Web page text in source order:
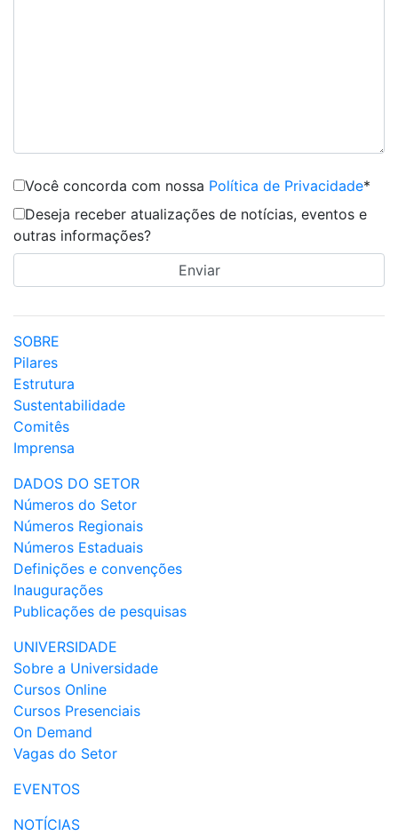
Você concorda com nossa Política de Privacidade*
Deseja receber atualizações de notícias, eventos e
outras informações?
SOBRE
Pilares
Estrutura
Sustentabilidade
Comitês
Imprensa
DADOS DO SETOR
Números do Setor
Números Regionais
Números Estaduais
Definições e convenções
Inaugurações
Publicações de pesquisas
UNIVERSIDADE
Sobre a Universidade
Cursos Online
Cursos Presenciais
On Demand
Vagas do Setor
EVENTOS
NOTÍCIAS